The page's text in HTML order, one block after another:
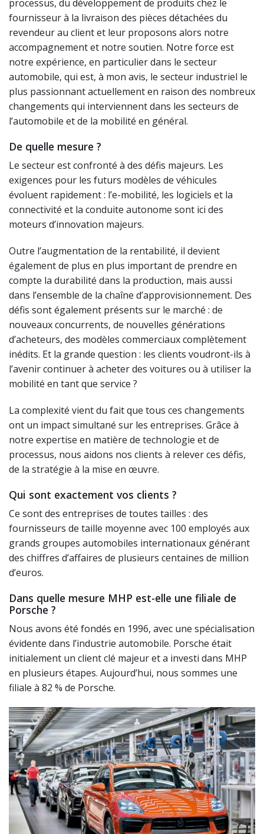
processus, du développement de produits chez le
fournisseur à la livraison des pièces détachées du
revendeur au client et leur proposons alors notre
accompagnement et notre soutien. Notre force est
notre expérience, en particulier dans le secteur
automobile, qui est, à mon avis, le secteur industriel le
plus passionnant actuellement en raison des nombreux
changements qui interviennent dans les secteurs de
l’automobile et de la mobilité en général.
De quelle mesure ?
Le secteur est confronté à des défis majeurs. Les
exigences pour les futurs modèles de véhicules
évoluent rapidement : l’e-mobilité, les logiciels et la
connectivité et la conduite autonome sont ici des
moteurs d’innovation majeurs.
Outre l’augmentation de la rentabilité, il devient
également de plus en plus important de prendre en
compte la durabilité dans la production, mais aussi
dans l’ensemble de la chaîne d’approvisionnement. Des
défis sont également présents sur le marché : de
nouveaux concurrents, de nouvelles générations
d’acheteurs, des modèles commerciaux complètement
inédits. Et la grande question : les clients voudront-ils à
l’avenir continuer à acheter des voitures ou à utiliser la
mobilité en tant que service ?
La complexité vient du fait que tous ces changements
ont un impact simultané sur les entreprises. Grâce à
notre expertise en matière de technologie et de
processus, nous aidons nos clients à relever ces défis,
de la stratégie à la mise en œuvre.
Qui sont exactement vos clients ?
Ce sont des entreprises de toutes tailles : des
fournisseurs de taille moyenne avec 100 employés aux
grands groupes automobiles internationaux générant
des chiffres d’affaires de plusieurs centaines de million
d’euros.
Dans quelle mesure MHP est-elle une filiale de
Porsche ?
Nous avons été fondés en 1996, avec une spécialisation
évidente dans l’industrie automobile. Porsche était
initialement un client clé majeur et a investi dans MHP
en plusieurs étapes. Aujourd’hui, nous sommes une
filiale à 82 % de Porsche.